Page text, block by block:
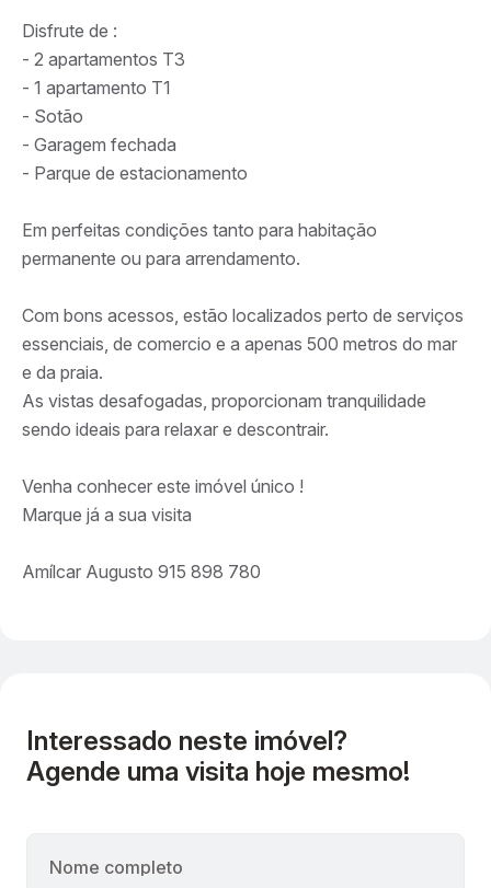
Disfrute de :
- 2 apartamentos T3
- 1 apartamento T1
- Sotão
- Garagem fechada
- Parque de estacionamento
Em perfeitas condições tanto para habitação
permanente ou para arrendamento.
Com bons acessos, estão localizados perto de serviços
essenciais, de comercio e a apenas 500 metros do mar
e da praia.
As vistas desafogadas, proporcionam tranquilidade
sendo ideais para relaxar e descontrair.
Venha conhecer este imóvel único !
Marque já a sua visita
Amílcar Augusto 915 898 780
Interessado neste imóvel?
Agende uma visita hoje mesmo!